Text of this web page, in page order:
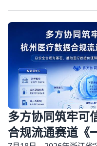
多方协同筑牢可
合规流通赛道《